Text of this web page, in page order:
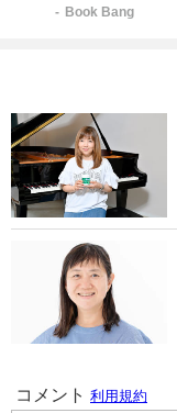
Book Bang